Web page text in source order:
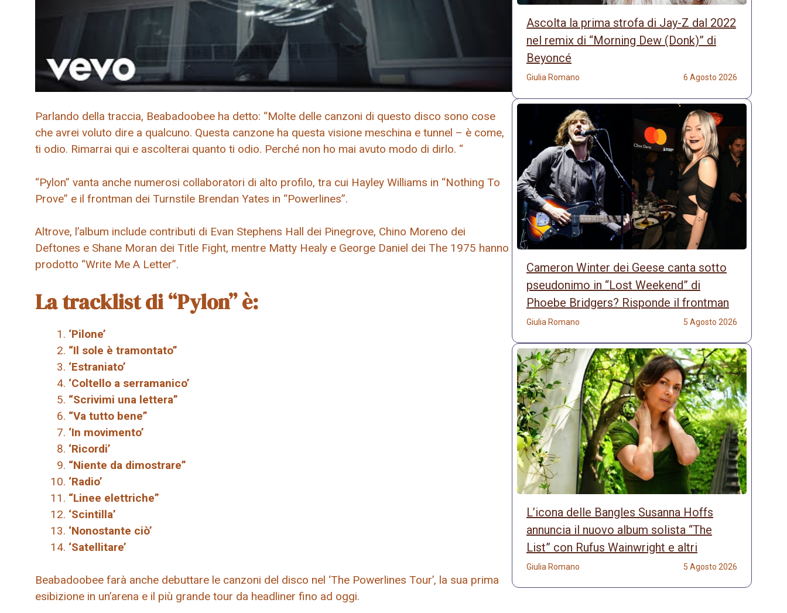
Parlando della traccia, Beabadoobee ha detto: “Molte delle canzoni di questo disco sono cose
che avrei voluto dire a qualcuno. Questa canzone ha questa visione meschina e tunnel – è come,
ti odio. Rimarrai qui e ascolterai quanto ti odio. Perché non ho mai avuto modo di dirlo. “
“Pylon” vanta anche numerosi collaboratori di alto profilo, tra cui Hayley Williams in “Nothing To
Prove” e il frontman dei Turnstile Brendan Yates in “Powerlines”.
Altrove, l’album include contributi di Evan Stephens Hall dei Pinegrove, Chino Moreno dei
Deftones e Shane Moran dei Title Fight, mentre Matty Healy e George Daniel dei The 1975 hanno
prodotto “Write Me A Letter”.
La tracklist di “Pylon” è:
‘Pilone’
“Il sole è tramontato”
‘Estraniato’
‘Coltello a serramanico’
“Scrivimi una lettera”
“Va tutto bene”
‘In movimento’
‘Ricordi’
“Niente da dimostrare”
‘Radio’
“Linee elettriche”
‘Scintilla’
‘Nonostante ciò’
‘Satellitare’
Beabadoobee farà anche debuttare le canzoni del disco nel ‘The Powerlines Tour’, la sua prima
esibizione in un’arena e il più grande tour da headliner fino ad oggi.
Ascolta la prima strofa di Jay-Z dal 2022
nel remix di “Morning Dew (Donk)” di
Beyoncé
Giulia Romano 6 Agosto 2026
Cameron Winter dei Geese canta sotto
pseudonimo in “Lost Weekend” di
Phoebe Bridgers? Risponde il frontman
Giulia Romano 5 Agosto 2026
L’icona delle Bangles Susanna Hoffs
annuncia il nuovo album solista “The
List” con Rufus Wainwright e altri
Giulia Romano 5 Agosto 2026